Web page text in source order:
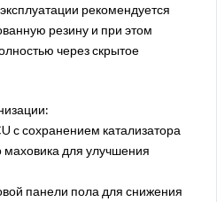
рекомендуется
резину и при этом
через скрытое
с сохранением катализатора
маховика для улучшения
панели пола для снижения